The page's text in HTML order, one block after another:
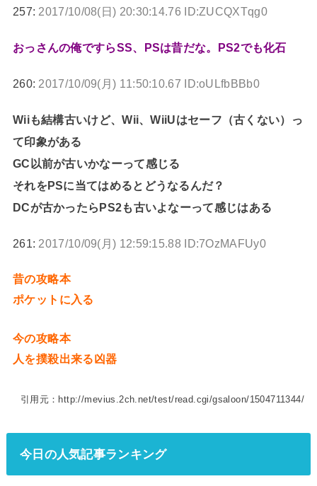
257: 2017/10/08(日) 20:30:14.76 ID:ZUCQXTqg0
おっさんの俺ですらSS、PSは昔だな。PS2でも化石
260: 2017/10/09(月) 11:50:10.67 ID:oULfbBBb0
Wiiも結構古いけど、Wii、WiiUはセーフ（古くない）っ
て印象がある
GC以前が古いかなーって感じる
それをPSに当てはめるとどうなるんだ？
DCが古かったらPS2も古いよなーって感じはある
261: 2017/10/09(月) 12:59:15.88 ID:7OzMAFUy0
昔の攻略本
ポケットに入る
今の攻略本
人を撲殺出来る凶器
引用元：http://mevius.2ch.net/test/read.cgi/gsaloon/1504711344/
今日の人気記事ランキング